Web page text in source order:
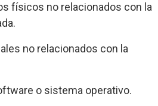
físicos no relacionados con la
no relacionados con la
o sistema operativo.